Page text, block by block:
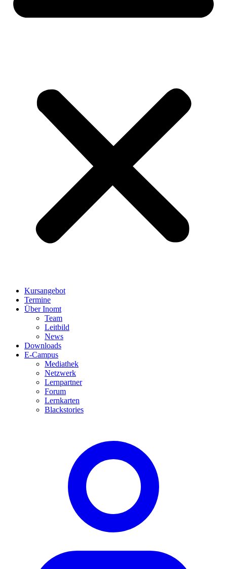
Kursangebot
Termine
Über Inomt
Team
Leitbild
News
Downloads
E-Campus
Mediathek
Netzwerk
Lernpartner
Forum
Lernkarten
Blackstories